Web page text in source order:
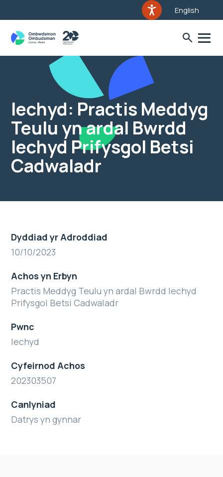
English
Iechyd: Practis Meddyg
Teulu yn ardal Bwrdd
Iechyd Prifysgol Betsi
Cadwaladr
Dyddiad yr Adroddiad
10/10/2023
Achos yn Erbyn
Practis Meddyg Teulu yn ardal Bwrdd Iechyd
Prifysgol Betsi Cadwaladr
Pwnc
Iechyd
Cyfeirnod Achos
202303507
Canlyniad
Datrys yn gynnar